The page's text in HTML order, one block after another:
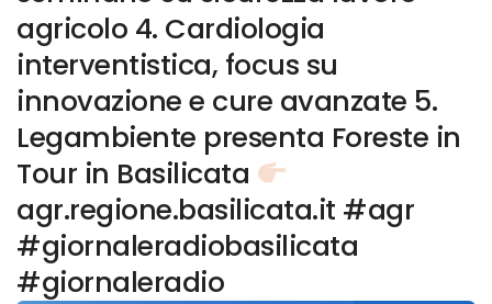
agricolo 4. Cardiologia
interventistica, focus su
innovazione e cure avanzate 5.
Legambiente presenta Foreste in
Tour in Basilicata
agr.regione.basilicata.it #agr
#giornaleradiobasilicata
#giornaleradio